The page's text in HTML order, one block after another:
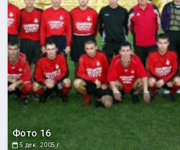
Фото 16
5 дек. 2005 г.